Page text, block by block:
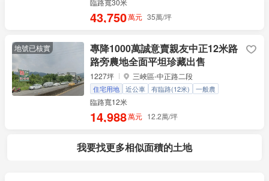
臨路寬30米
43,750萬元 35萬/坪
地號已核實
專降1000萬誠意賣親友中正12米路
路旁農地全面平坦珍藏出售
1227坪 三峽區-中正路二段
住宅用地 近公車 有臨路(12米)
一般農
地面平整
臨路寬12米
14,988萬元 12.2萬/坪
我要找更多相似面積的土地